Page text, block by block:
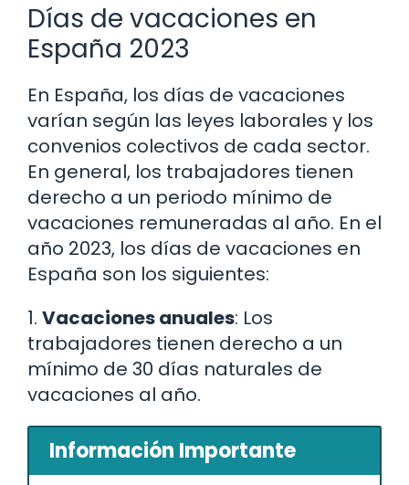
Días de vacaciones en
España 2023
En España, los días de vacaciones
varían según las leyes laborales y los
convenios colectivos de cada sector.
En general, los trabajadores tienen
derecho a un periodo mínimo de
vacaciones remuneradas al año. En el
año 2023, los días de vacaciones en
España son los siguientes:
1. Vacaciones anuales: Los
trabajadores tienen derecho a un
mínimo de 30 días naturales de
vacaciones al año.
Información Importante